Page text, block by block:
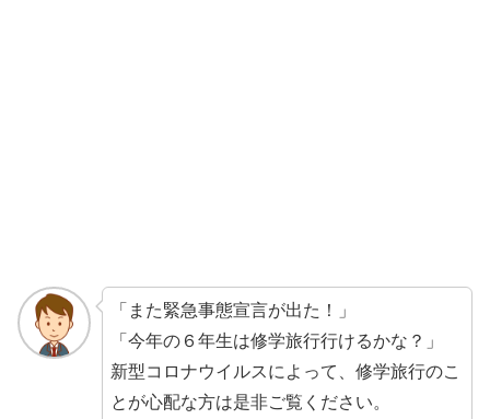
「また緊急事態宣言が出た！」
「今年の６年生は修学旅行行けるかな？」
新型コロナウイルスによって、修学旅行のこ
とが心配な方は是非ご覧ください。